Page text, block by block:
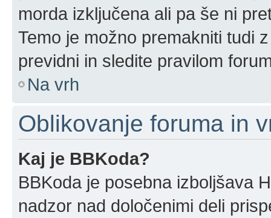
morda izključena ali pa še ni
Temo je možno premakniti tudi
previdni in sledite pravilom
Na vrh
Oblikovanje foruma in
Kaj je BBKoda?
BBKoda je posebna izboljšava
nadzor nad določenimi deli